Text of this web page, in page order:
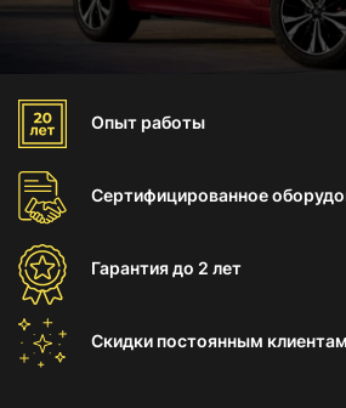
Опыт работы
Сертифицированное
Гарантиядо 2 лет
Скидки постоянным клиентам